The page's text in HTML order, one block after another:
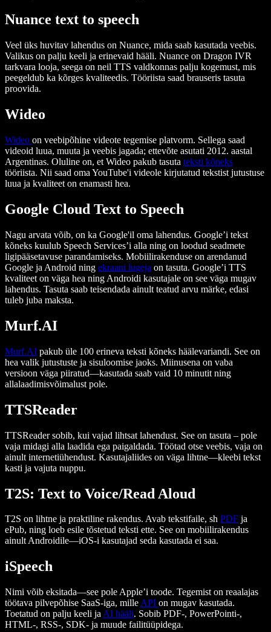
Nuance text to speech
Veel üks huvitav lahendus on Nuance, mida saab kasutada veebis.
Valikus on palju keeli ja erinevaid hääli. Nuance on Dragon IVR
tarkvara looja, seega on neil TTS valdkonnas palju kogemust, mis
peegeldub ka kõrges kvaliteedis. Tööriista saad brauseris tasuta
proovida.
Wideo
Wideo on veebipõhine videote tegemise platvorm. Sellega saad
videoid luua, muuta ja veebis jagada; ettevõte asutati 2012. aastal
Argentinas. Oluline on, et Wideo pakub tasuta teksti kõneks
tööriista. Nii saad oma YouTube'i videole kirjutatud tekstist jutustuse
luua ja kvaliteet on enamasti hea.
Google Cloud Text to Speech
Nagu arvata võib, on ka Google'il oma lahendus. Google’i tekst
kõneks kuulub Speech Services’i alla ning on loodud seadmete
ligipääsetavuse parandamiseks. Mobiilirakenduse on arendanud
Google ja Android ning ekraani lugeja on tasuta. Google’i TTS
kvaliteet on väga hea ning Androidi kasutajale on see väga mugav
lahendus. Tasuta saab teisendada ainult teatud arvu märke, edasi
tuleb juba maksta.
Murf.AI
Murf.AI pakub üle 100 erineva teksti kõneks häälevariandi. See on
hea valik jutustuste ja sisuloomise jaoks. Miinusena on vaba
versioon väga piiratud—kasutada saab vaid 10 minutit ning
allalaadimisvõimalust pole.
TTSReader
TTSReader sobib, kui vajad lihtsat lahendust. See on tasuta – pole
vaja midagi alla laadida ega paigaldada. Töötad otse veebis, vaja on
ainult internetiühendust. Kasutajaliides on väga lihtne—kleebi tekst
kasti ja vajuta nuppu.
T2S: Text to Voice/Read Aloud
T2S on lihtne ja praktiline rakendus. Avab tekstifaile, sh PDF ja
ePub, ning loeb esile tõstetud teksti ette. See on mobiilirakendus
ainult Androidile—iOS-i kasutajad seda kasutada ei saa.
iSpeech
Nimi võib eksitada—see pole Apple’i toode. Tegemist on reaalajas
töötava pilvepõhise SaaS-iga, mille API on mugav kasutada.
Toetatud on palju keeli ja AI hääli. Sobib PDF-, PowerPointi-,
HTML-, RSS-, SDK- ja muude failitüüpidega.